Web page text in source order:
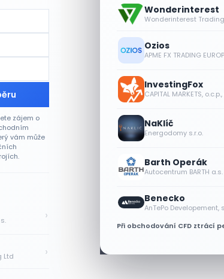
Wonderinterest
Wonderinterest
Ozios
APME FX TRADING
InvestingFox
CAPITAL MARKETS,
NaKlíč
Energodomy s.r.o.
Barth Operák
Autocentrum BARTH a.s.
Benecko
AnTePo Developement,
Při obchodování CFD ztrácí
zájem o
vám může
›
Ltd ›